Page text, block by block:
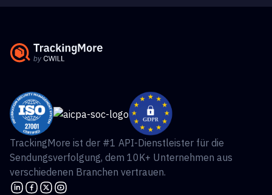
TrackingMore ist der #1 API-Dienstleister für die
Sendungsverfolgung, dem 10K+ Unternehmen aus
verschiedenen Branchen vertrauen.